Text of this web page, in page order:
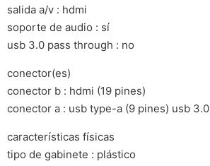
salida a/v : hdmi
soporte de audio : sí
usb 3.0 pass through : no
conector(es)
conector b : hdmi (19 pines)
conector a : usb type-a (9 pines) usb 3.0
características físicas
tipo de gabinete : plástico